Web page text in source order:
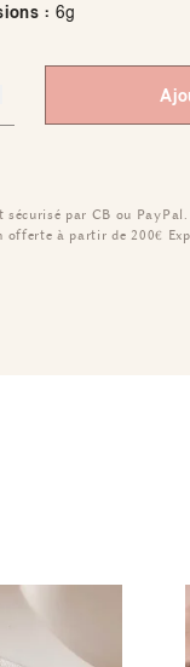
: 6g
sécurisé par CB ou PayPal.
offerte à partir de 200€